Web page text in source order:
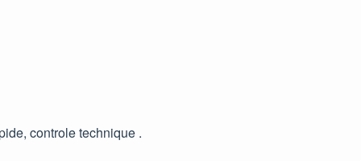
controle technique .